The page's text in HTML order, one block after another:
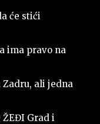
će stići
ima pravo na
Zadru, ali jedna
ŽEĐI Grad i